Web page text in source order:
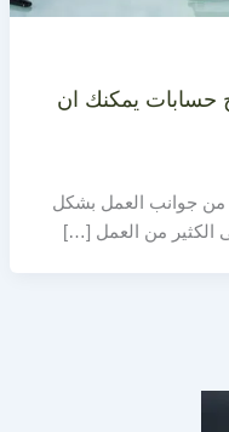
حسابات يمكنك ان
من جوانب العمل بشكل
الكثير من العمل […]